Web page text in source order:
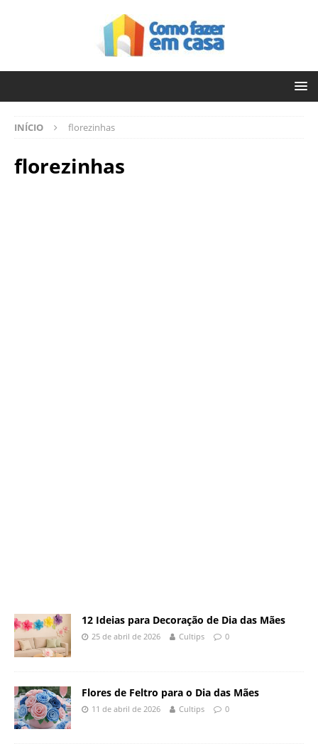
INÍCIO florezinhas
florezinhas
12 Ideias para Decoração de Dia das Mães
25 de abril de 2026 Cultips 0
Flores de Feltro para o Dia das Mães
11 de abril de 2026 Cultips 0